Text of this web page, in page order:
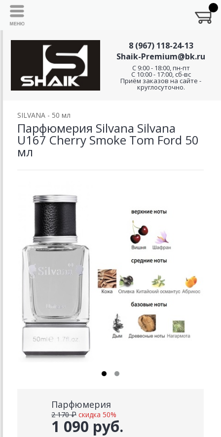
8 (967) 118-24-13
Shaik-Premium@bk.ru
C 9:00 - 18:00, пн-пт
С 10:00 - 17:00, сб-вс
Приём заказов на сайте -
круглосуточно.
SILVANA - 50 мл
Парфюмерия Silvana Silvana
U167 Cherry Smoke Tom Ford 50
мл
Парфюмерия
1 090 руб.
2 170 ₽ скидка 50%